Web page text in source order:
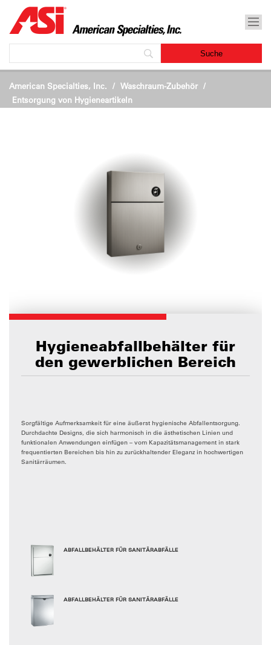
American Specialties, Inc. Waschraum-Zubehör /
Entsorgung von Hygieneartikeln
Hygieneabfallbehälter für
den gewerblichen Bereich
Sorgfältige Aufmerksamkeit für eine äußerst hygienische Abfallentsorgung.
Durchdachte Designs, die sich harmonisch in die ästhetischen Linien und
funktionalen Anwendungen einfügen – vom Kapazitätsmanagement in stark
frequentierten Bereichen bis hin zu zurückhaltender Eleganz in hochwertigen
Sanitärräumen.
ABFALLBEHÄLTER FÜR SANITÄRABFÄLLE
ABFALLBEHÄLTER FÜR SANITÄRABFÄLLE